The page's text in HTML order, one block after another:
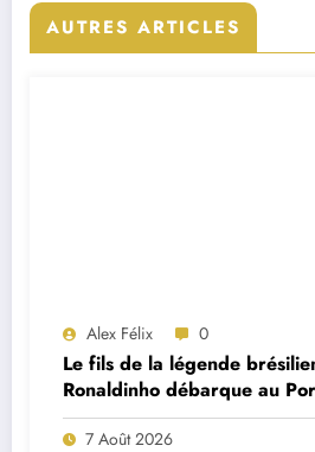
AUTRES ARTICLES
Alex Félix 0
Le fils de la légende
Ronaldinho débarque au
7 Août 2026